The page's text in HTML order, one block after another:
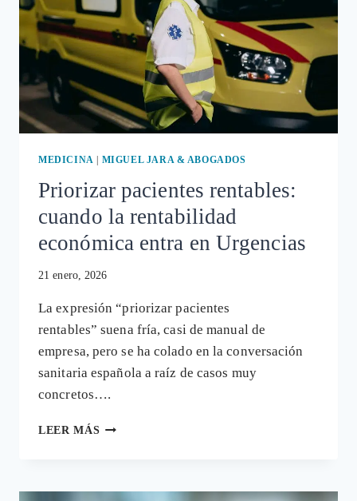
MEDICINA | MIGUEL JARA & ABOGADOS
Priorizar pacientes rentables:
cuando la rentabilidad
económica entra en Urgencias
21 enero, 2026
La expresión “priorizar pacientes
rentables” suena fría, casi de manual de
empresa, pero se ha colado en la conversación
sanitaria española a raíz de casos muy
concretos….
LEER MÁS PRIORIZAR
LA